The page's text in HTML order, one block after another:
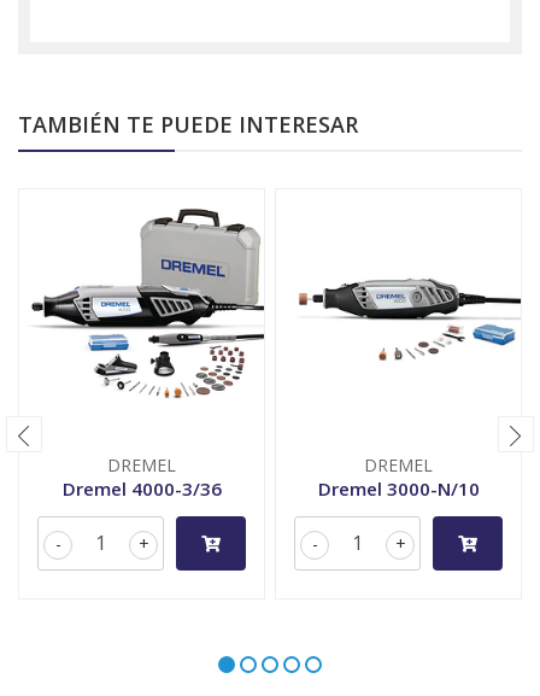
TAMBIÉN TE PUEDE INTERESAR
DREMEL
Dremel 4000-3/36
+
-
DREMEL
Dremel 3000-N/10
+
-